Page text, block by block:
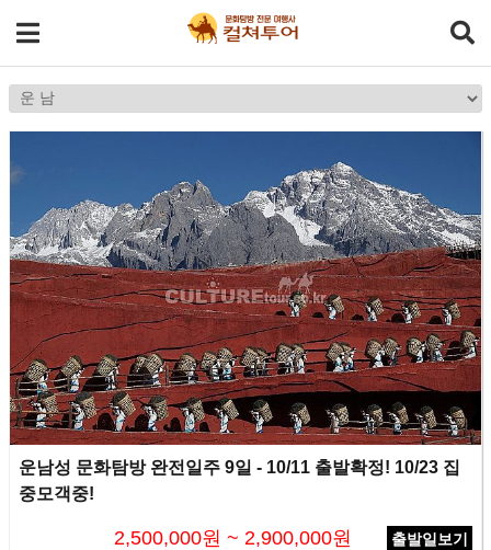
운남성 문화탐방 완전일주 9일 - 10/11 출발확정! 10/23 집
중모객중!
2,500,000원 ~ 2,900,000원 출발일보기